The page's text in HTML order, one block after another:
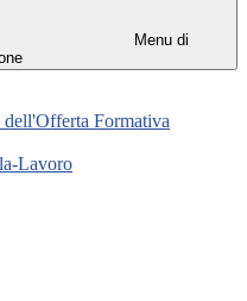
Menu di
Formativa
Lavoro